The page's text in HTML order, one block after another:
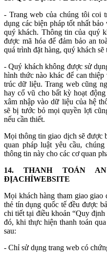
- Trang web của chúng tôi coi
dụng các biện pháp tốt nhất
quý khách. Thông tin của quý
được mã hóa để đảm bảo an
quá trình đặt hàng, quý khách
- Quý khách không được sử
hình thức nào khác để can
trúc dữ liệu. Trang web cũng
hay cổ vũ cho bất kỳ hoạt
xâm nhập vào dữ liệu của hệ
sẽ bị tước bỏ mọi quyền lợi
nếu cần thiết.
Mọi thông tin giao dịch sẽ được
quan pháp luật yêu cầu,
thông tin này cho các cơ quan
14. THANH TOÁN
ĐỊACHỈWEBSITE
Mọi khách hàng tham giao
thẻ tín dụng quốc tế đều được
chi tiết tại điều khoản “Quy
đó, khi thực hiện thanh toán
sau:
- Chỉ sử dụng trang web có